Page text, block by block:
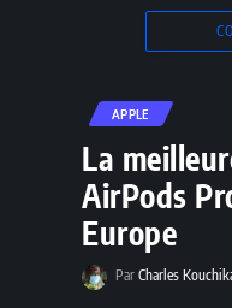
APPLE
La
AirPods
Europe
Par Charles